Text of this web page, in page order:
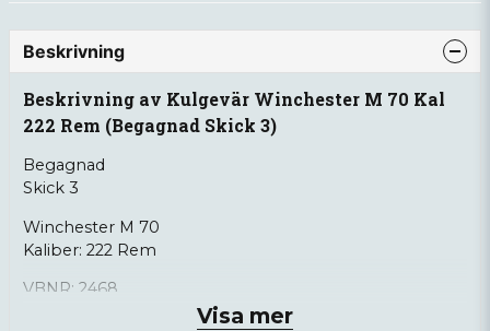
Beskrivning
Beskrivning av Kulgevär Winchester M 70 Kal
222 Rem (Begagnad Skick 3)
Begagnad
Skick 3
Winchester M 70
Kaliber: 222 Rem
VBNR: 2468
Visa mer